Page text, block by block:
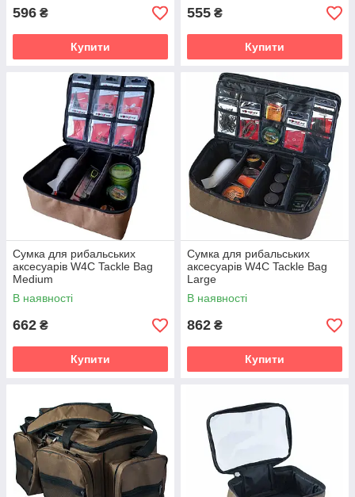
596 ₴
Купити
555 ₴
Купити
Сумка для рибальських
аксесуарів W4C Tackle Bag
Medium
В наявності
662 ₴
Купити
Сумка для рибальських
аксесуарів W4C Tackle Bag
Large
В наявності
862 ₴
Купити